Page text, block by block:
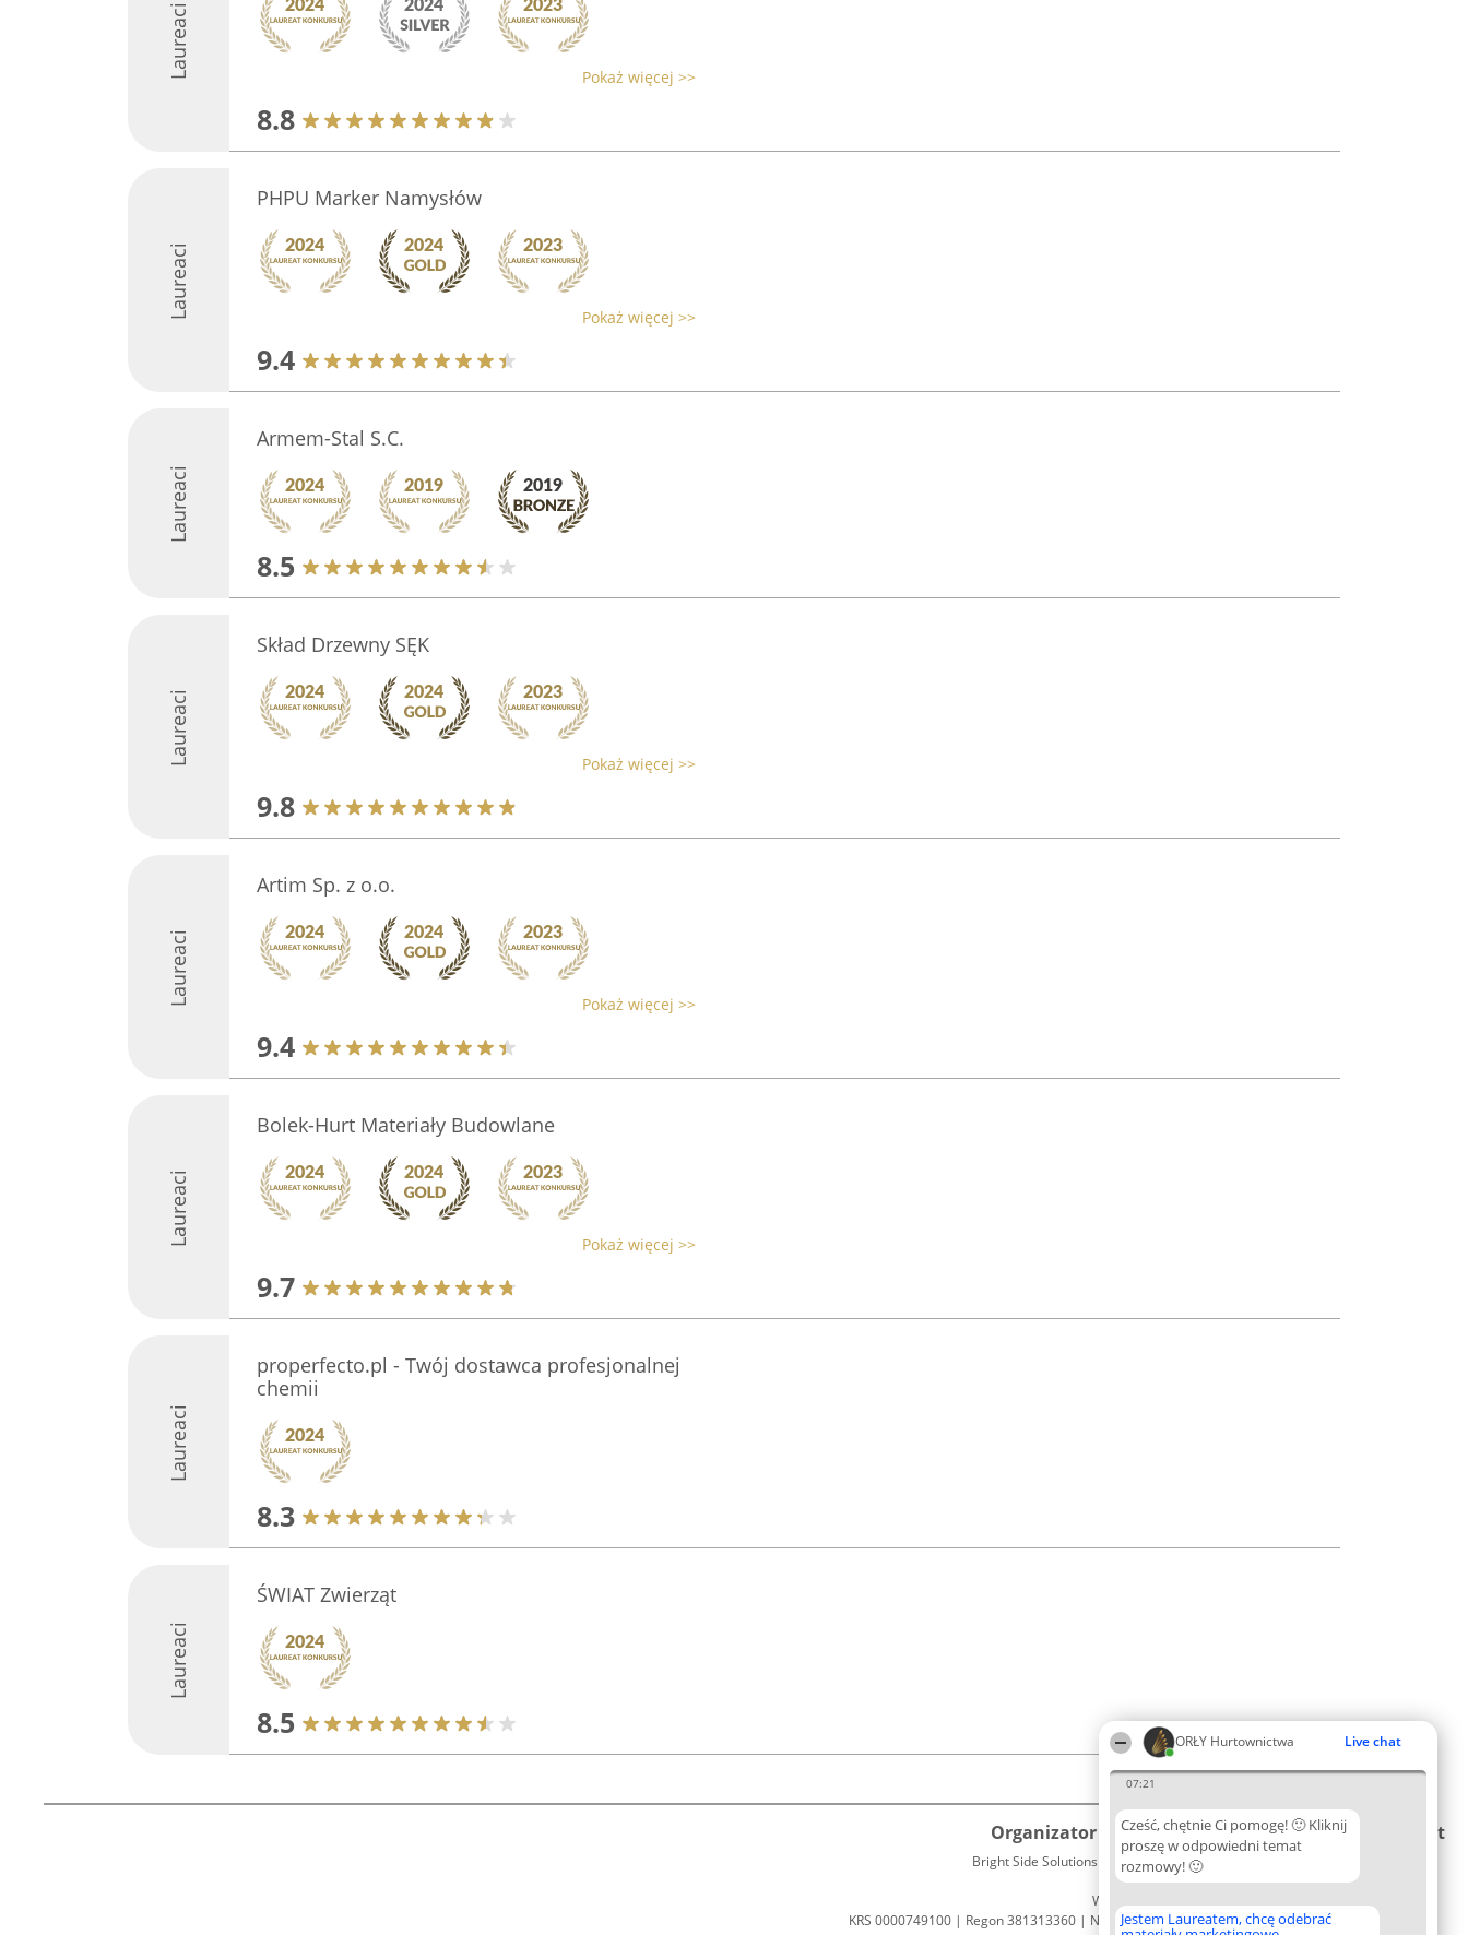
ORŁY Hurtownictwa Live chat
07:21
Cześć, chętnie Ci pomogę! 🙂 Kliknij
proszę w odpowiedni temat
rozmowy! 🙂
Jestem Laureatem, chcę odebrać
Laureaci Pokaż więcej >>
8.8
Laureaci
PHPU Marker Namysłów
Pokaż więcej >>
9.4
Laureaci
Armem-Stal S.C.
8.5
Laureaci
Skład Drzewny SĘK
Pokaż więcej >>
9.8
Laureaci
Artim Sp. z o.o.
Pokaż więcej >>
9.4
Laureaci
Bolek-Hurt Materiały Budowlane
Pokaż więcej >>
9.7
Laureaci
properfecto.pl - Twój dostawca profesjonalnej
chemii
8.3
Laureaci
ŚWIAT Zwierząt
8.5
Organizator plebiscytu
Bright Side Solutions sp. z o. o. sp. k.
ul. Ruska 22
Wrocław 50-079
KRS 0000749100 | Regon 381313360 | NIP 8943132676
Plebiscyt
Lista
Laureatów
Kontakt